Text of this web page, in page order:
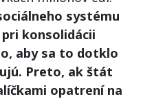
systému
konsolidácii
aby sa to dotklo
Preto, ak štát
opatrení na